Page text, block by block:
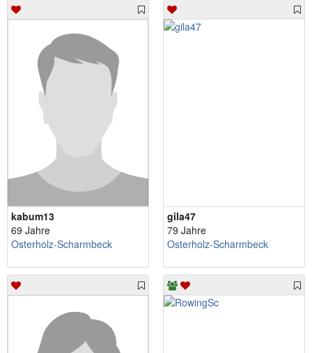
kabum13
69 Jahre
Osterholz-Scharmbeck
gila47
79 Jahre
Osterholz-Scharmbeck